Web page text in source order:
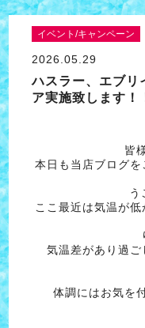
イベント/キャンペーン
2026.05.29
ハスラー、エブリ
ア実施致します！
皆
本日も当店ブログ
う
ここ最近は気温が
気温差があり過
体調にはお気を